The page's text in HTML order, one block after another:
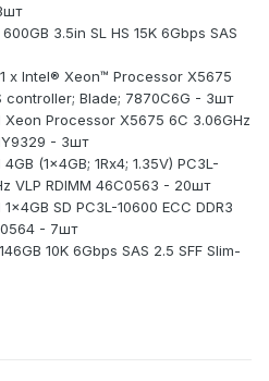
3.5in SL HS 15K 6Gbps SAS
x Intel® Xeon™ Processor X5675
controller; Blade; 7870C6G - 3шт
Processor X5675 6C 3.06GHz
- 3шт
(1x4GB; 1Rx4; 1.35V) PC3L-
VLP RDIMM 46C0563 - 20шт
SD PC3L-10600 ECC DDR3
- 7шт
10K 6Gbps SAS 2.5 SFF Slim-